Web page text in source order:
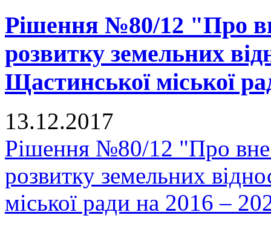
Рішення №80/12 "Про
розвитку земельних
Щастинської міської
13.12.2017
Рішення №80/12 "Про
розвитку земельних
міської ради на 2016 –